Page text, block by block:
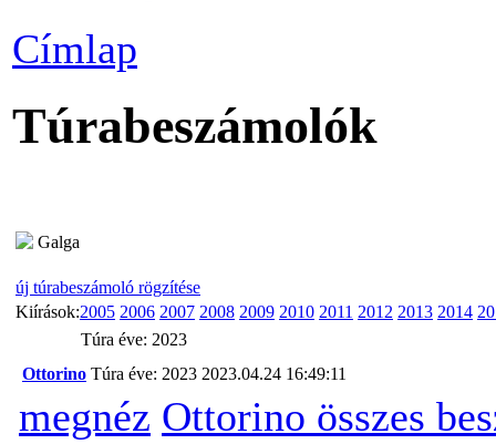
Címlap
Túrabeszámolók
Galga
új túrabeszámoló rögzítése
Kiírások:2005 2006 2007 2008 2009 2010 2011 2012 2013 2014
Túra éve: 2023
Ottorino Túra éve: 2023 2023.04.24 16:49:11
megnéz Ottorino összes